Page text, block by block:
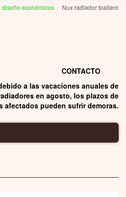
diseño económicos Nux radiador toallero
CONTACTO
a las vacaciones anuales de
en agosto, los plazos de